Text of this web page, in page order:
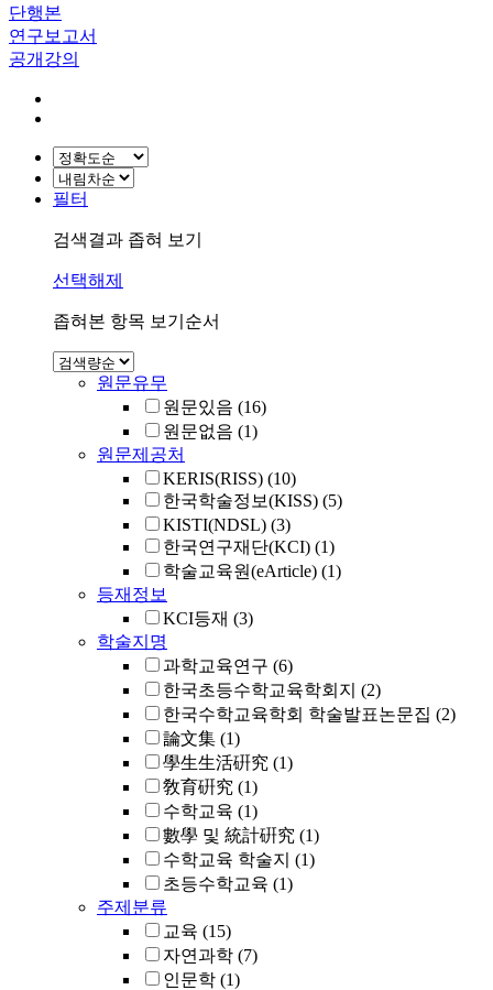
단행본
연구보고서
공개강의
필터
검색결과 좁혀 보기
선택해제
좁혀본 항목 보기순서
원문유무
원문있음 (16)
원문없음 (1)
원문제공처
KERIS(RISS) (10)
한국학술정보(KISS) (5)
KISTI(NDSL) (3)
한국연구재단(KCI) (1)
학술교육원(eArticle) (1)
등재정보
KCI등재 (3)
학술지명
과학교육연구 (6)
한국초등수학교육학회지 (2)
한국수학교육학회 학술발표논문집 (2)
論文集 (1)
學生生活硏究 (1)
敎育硏究 (1)
수학교육 (1)
數學 및 統計硏究 (1)
수학교육 학술지 (1)
초등수학교육 (1)
주제분류
교육 (15)
자연과학 (7)
인문학 (1)